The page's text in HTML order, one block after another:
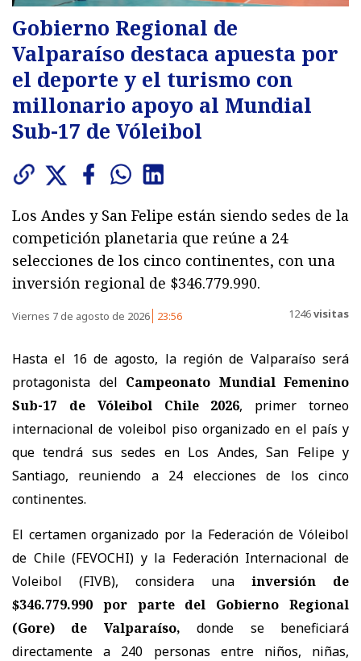
Gobierno Regional de
Valparaíso destaca apuesta por
el deporte y el turismo con
millonario apoyo al Mundial
Sub-17 de Vóleibol
Los Andes y San Felipe están siendo sedes de la
competición planetaria que reúne a 24
selecciones de los cinco continentes, con una
inversión regional de $346.779.990.
Viernes 7 de agosto de 2026 23:56 1246visitas
Hasta el 16 de agosto, la región de Valparaíso será
protagonista del Campeonato Mundial Femenino
Sub-17 de Vóleibol Chile 2026, primer torneo
internacional de voleibol piso organizado en el país y
que tendrá sus sedes en Los Andes, San Felipe y
Santiago, reuniendo a 24 elecciones de los cinco
continentes.
El certamen organizado por la Federación de Vóleibol
de Chile (FEVOCHI) y la Federación Internacional de
Voleibol (FIVB), considera una
inversión de
$346.779.990 por parte del Gobierno Regional
(Gore) de Valparaíso,
donde se beneficiará
directamente a 240 personas entre niños, niñas,